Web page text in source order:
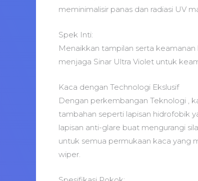
meminimalisir panas dan radiasi UV
Spek Inti:
Menaikkan tampilan serta keamanan
menjaga Sinar Ultra Violet untuk
Kaca dengan Technologi Ekslusif
Dengan perkembangan Teknologi ,
tambahan seperti lapisan hidrofobik
lapisan anti-glare buat mengurangi
untuk semua permukaan kaca yang
wiper.